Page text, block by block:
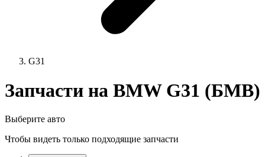
G31
Запчасти на BMW G31 (БМВ)
Выберите авто
Чтобы видеть только подходящие запчасти